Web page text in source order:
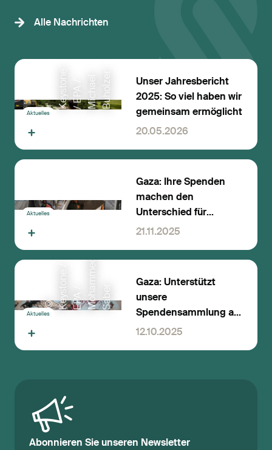
Alle Nachrichten
K
e
y
s
ton
e
/
E
P
A/
M
i
c
h
a
e l
B
u
h
o
lzer
Aktuelles
Unser Jahresbericht
2025: So viel haben wir
gemeinsam ermöglicht
20.05.2026
Aktuelles
Gaza: Ihre Spenden
machen den
Unterschied für
Tausende Familien
21.11.2025
©
K
e
y
s t
o
n
e /
E
P
A /
M
o
h a
m
m e d
S
a
b e r
Aktuelles
Gaza: Unterstützt
unsere
Spendensammlung auf
Social Media
12.10.2025
Abonnieren Sie unseren Newsletter